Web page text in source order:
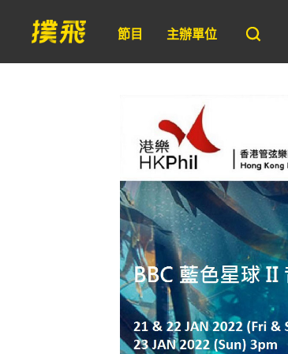
節目 主辦單位